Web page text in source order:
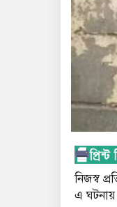
নিজস্ব
এ ঘটনায়